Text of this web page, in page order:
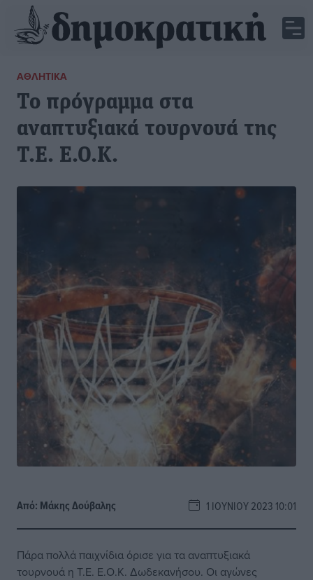
ΑΘΛΗΤΙΚΆ
Το πρόγραμμα στα
αναπτυξιακά τουρνουά της
Τ.Ε. Ε.Ο.Κ.
Από: Μάκης Δούβαλης 1 ΙΟΥΝΊΟΥ 2023 10:01
Πάρα πολλά παιχνίδια όρισε για τα αναπτυξιακά
τουρνουά η Τ.Ε. Ε.Ο.Κ. Δωδεκανήσου. Οι αγώνες